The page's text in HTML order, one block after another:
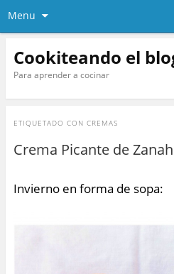
Menu
Cookiteando el
Para aprender a cocinar
ETIQUETADO CON CREMAS
Crema Picante de
Invierno en forma de sopa: